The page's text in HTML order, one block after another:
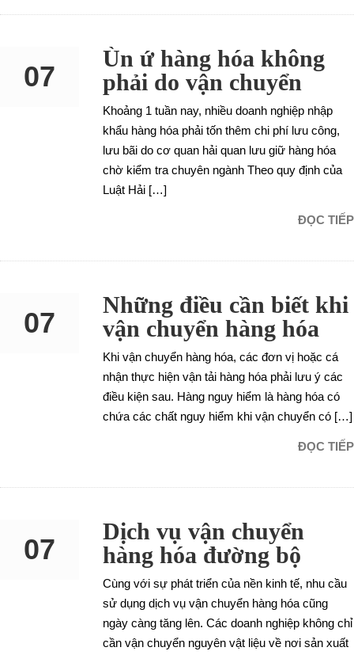
07
Ùn ứ hàng hóa không
phải do vận chuyển
Khoảng 1 tuần nay, nhiều doanh nghiệp nhập
khẩu hàng hóa phải tốn thêm chi phí lưu công,
lưu bãi do cơ quan hải quan lưu giữ hàng hóa
chờ kiểm tra chuyên ngành Theo quy định của
Luật Hải […]
ĐỌC TIẾP
07
Những điều cần biết khi
vận chuyển hàng hóa
Khi vận chuyển hàng hóa, các đơn vị hoặc cá
nhận thực hiện vận tải hàng hóa phải lưu ý các
điều kiện sau. Hàng nguy hiểm là hàng hóa có
chứa các chất nguy hiểm khi vận chuyển có […]
ĐỌC TIẾP
07
Dịch vụ vận chuyển
hàng hóa đường bộ
Cùng với sự phát triển của nền kinh tế, nhu cầu
sử dụng dịch vụ vận chuyển hàng hóa cũng
ngày càng tăng lên. Các doanh nghiệp không chỉ
cần vận chuyển nguyên vật liệu về nơi sản xuất